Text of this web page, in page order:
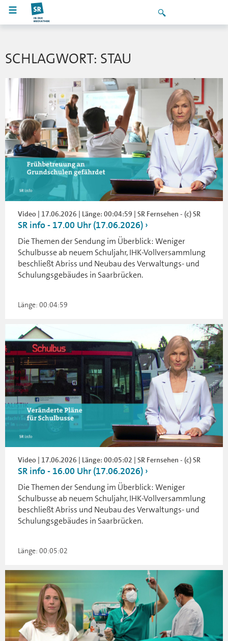
SCHLAGWORT: STAU
Video | 17.06.2026 | Länge: 00:04:59 | SR Fernsehen - (c) SR
SR info - 17.00 Uhr (17.06.2026)
Die Themen der Sendung im Überblick: Weniger
Schulbusse ab neuem Schuljahr, IHK-Vollversammlung
beschließt Abriss und Neubau des Verwaltungs- und
Schulungsgebäudes in Saarbrücken.
Länge: 00:04:59
Video | 17.06.2026 | Länge: 00:05:02 | SR Fernsehen - (c) SR
SR info - 16.00 Uhr (17.06.2026)
Die Themen der Sendung im Überblick: Weniger
Schulbusse ab neuem Schuljahr, IHK-Vollversammlung
beschließt Abriss und Neubau des Verwaltungs- und
Schulungsgebäudes in Saarbrücken.
Länge: 00:05:02